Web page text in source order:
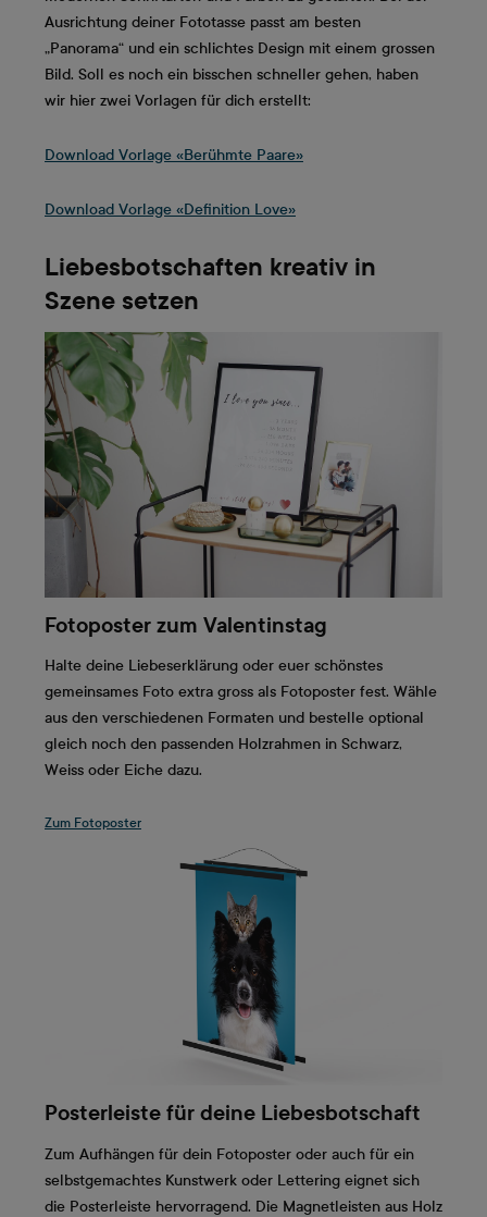
Ausrichtung deiner Fototasse passt am besten
„Panorama“ und ein schlichtes Design mit einem grossen
Bild. Soll es noch ein bisschen schneller gehen, haben
wir hier zwei Vorlagen für dich erstellt:
Download Vorlage «Berühmte Paare»
Download Vorlage «Definition Love»
Liebesbotschaften kreativ in
Szene setzen
Fotoposter zum Valentinstag
Halte deine Liebeserklärung oder euer schönstes
gemeinsames Foto extra gross als Fotoposter fest. Wähle
aus den verschiedenen Formaten und bestelle optional
gleich noch den passenden Holzrahmen in Schwarz,
Weiss oder Eiche dazu.
Zum Fotoposter
Posterleiste für deine Liebesbotschaft
Zum Aufhängen für dein Fotoposter oder auch für ein
selbstgemachtes Kunstwerk oder Lettering eignet sich
die Posterleiste hervorragend. Die Magnetleisten aus Holz